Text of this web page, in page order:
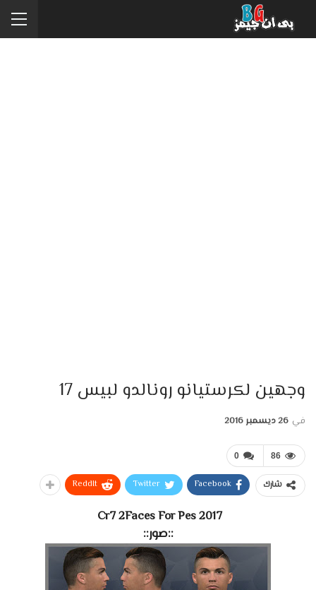
وجهين لكرستيانو رونالدو لبيس 17
في 26 ديسمبر 2016
0 86
شارك Facebook
Twitter
ReddIt
Cr7 2Faces For Pes 2017
::صور::